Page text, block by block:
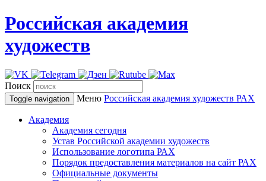
Российская академия
художеств
Поиск
Toggle navigation Меню Российская академия художеств РАХ
Академия
Академия сегодня
Устав Российской академии художеств
Использование логотипа РАХ
Порядок предоставления материалов на сайт РАХ
Официальные документы